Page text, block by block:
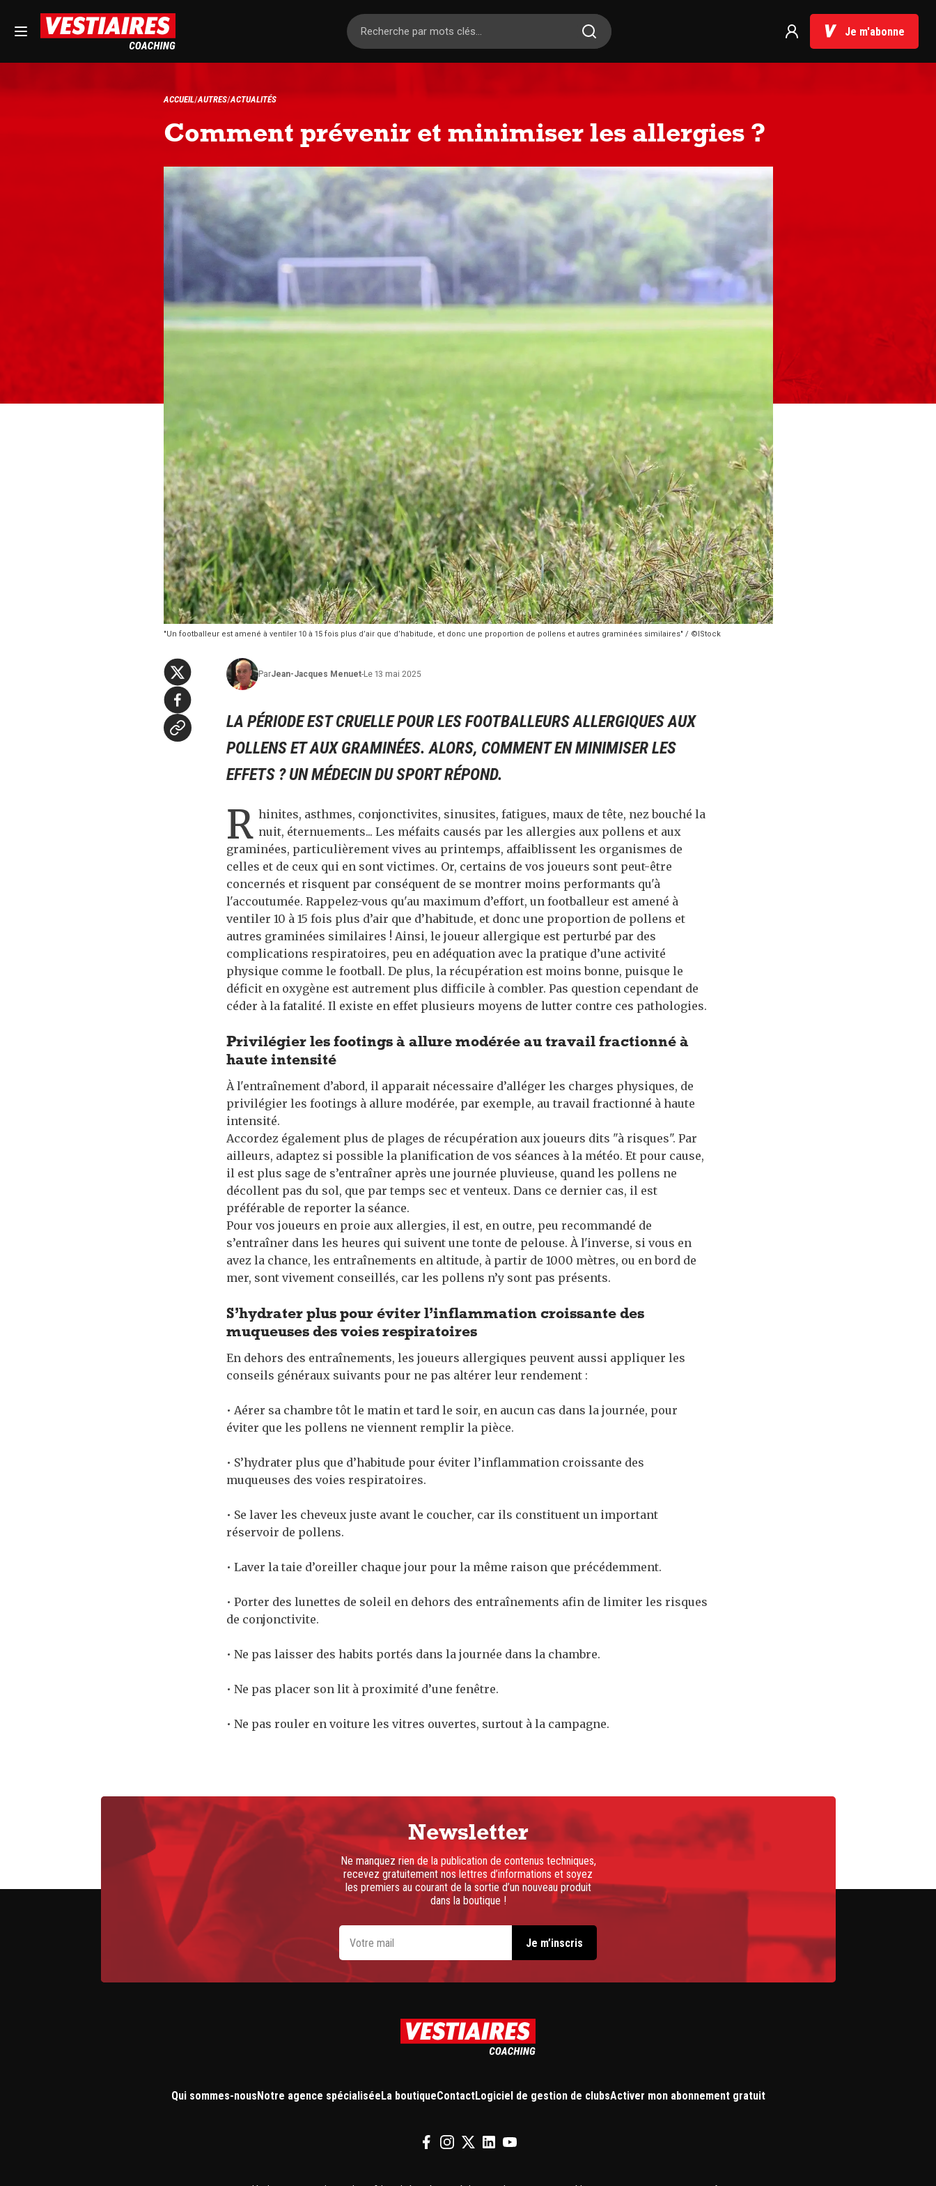
Je m'abonne
ACCUEIL AUTRES ACTUALITÉS
Comment prévenir et minimiser les allergies ?
"Un footballeur est amené à ventiler 10 à 15 fois plus d’air que d’habitude, et donc une proportion de pollens et autres graminées similaires" / ©IStock
ParJean-Jacques Menuet-Le 13 mai 2025
LA PÉRIODE EST CRUELLE POUR LES FOOTBALLEURS ALLERGIQUES AUX
POLLENS ET AUX GRAMINÉES. ALORS, COMMENT EN MINIMISER LES
EFFETS ? UN MÉDECIN DU SPORT RÉPOND.
R hinites, asthmes, conjonctivites, sinusites, fatigues, maux de tête, nez bouché la
nuit, éternuements... Les méfaits causés par les allergies aux pollens et aux
graminées, particulièrement vives au printemps, affaiblissent les organismes de
celles et de ceux qui en sont victimes. Or, certains de vos joueurs sont peut-être
concernés et risquent par conséquent de se montrer moins performants qu'à
l'accoutumée. Rappelez-vous qu'au maximum d’effort, un footballeur est amené à
ventiler 10 à 15 fois plus d’air que d’habitude, et donc une proportion de pollens et
autres graminées similaires ! Ainsi, le joueur allergique est perturbé par des
complications respiratoires, peu en adéquation avec la pratique d’une activité
physique comme le football. De plus, la récupération est moins bonne, puisque le
déficit en oxygène est autrement plus difficile à combler. Pas question cependant de
céder à la fatalité. Il existe en effet plusieurs moyens de lutter contre ces pathologies.
Privilégier les footings à allure modérée au travail fractionné à
haute intensité
À l'entraînement d’abord, il apparait nécessaire d’alléger les charges physiques, de
privilégier les footings à allure modérée, par exemple, au travail fractionné à haute
intensité.
Accordez également plus de plages de récupération aux joueurs dits "à risques". Par
ailleurs, adaptez si possible la planification de vos séances à la météo. Et pour cause,
il est plus sage de s’entraîner après une journée pluvieuse, quand les pollens ne
décollent pas du sol, que par temps sec et venteux. Dans ce dernier cas, il est
préférable de reporter la séance.
Pour vos joueurs en proie aux allergies, il est, en outre, peu recommandé de
s’entraîner dans les heures qui suivent une tonte de pelouse. À l'inverse, si vous en
avez la chance, les entraînements en altitude, à partir de 1000 mètres, ou en bord de
mer, sont vivement conseillés, car les pollens n’y sont pas présents.
S’hydrater plus pour éviter l’inflammation croissante des
muqueuses des voies respiratoires
En dehors des entraînements, les joueurs allergiques peuvent aussi appliquer les
conseils généraux suivants pour ne pas altérer leur rendement :
• Aérer sa chambre tôt le matin et tard le soir, en aucun cas dans la journée, pour
éviter que les pollens ne viennent remplir la pièce.
• S’hydrater plus que d’habitude pour éviter l’inflammation croissante des
muqueuses des voies respiratoires.
• Se laver les cheveux juste avant le coucher, car ils constituent un important
réservoir de pollens.
• Laver la taie d’oreiller chaque jour pour la même raison que précédemment.
• Porter des lunettes de soleil en dehors des entraînements afin de limiter les risques
de conjonctivite.
• Ne pas laisser des habits portés dans la journée dans la chambre.
• Ne pas placer son lit à proximité d’une fenêtre.
• Ne pas rouler en voiture les vitres ouvertes, surtout à la campagne.
Newsletter
Ne manquez rien de la publication de contenus techniques,
recevez gratuitement nos lettres d’informations et soyez
les premiers au courant de la sortie d’un nouveau produit
dans la boutique !
Qui sommes-nous Notre agence spécialisée La boutiqueContactLogiciel de gestion de clubsActiver mon abonnement gratuit